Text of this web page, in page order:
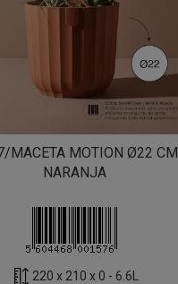
MACETA MOTION Ø22 CM
NARANJA
220 x 210 x 0 - 6.6L